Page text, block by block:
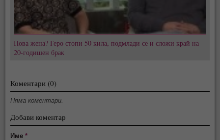
Нова жена? Геро стопи 50 кила, подмлади се и сложи край на
20-годишен брак
Коментари (0)
Няма коментари.
Добави коментар
Име*